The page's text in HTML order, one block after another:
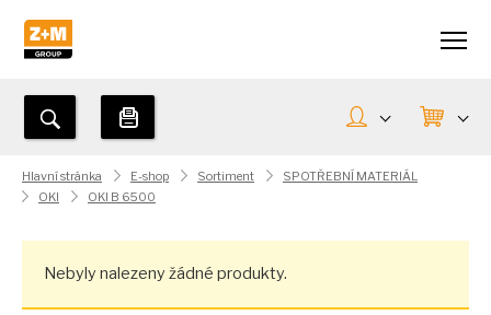
Hlavní stránka E-shop Sortiment
SPOTŘEBNÍ MATERIÁL
OKI
OKI B 6500
Nebyly nalezeny žádné produkty.